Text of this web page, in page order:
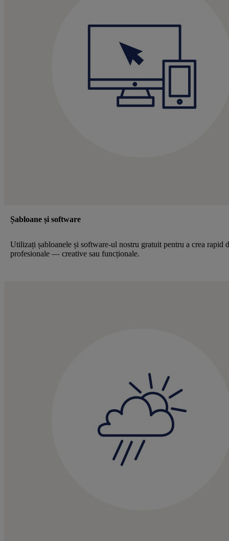
Șabloane și software
Utilizați șabloanele și software-ul nostru gratuit pentru a crea rapid
profesionale — creative sau funcționale.